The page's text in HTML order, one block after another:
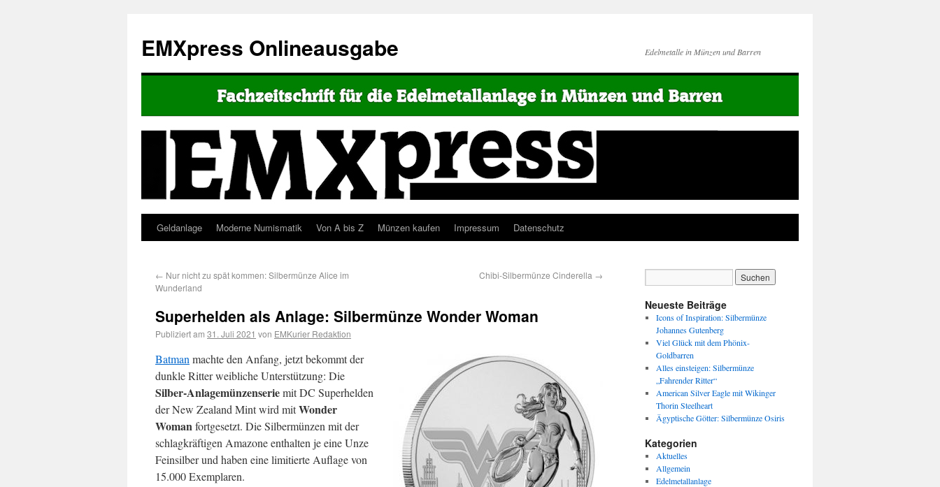
EMXpress Onlineausgabe Edelmetalle in Münzen und Barren
Geldanlage Moderne Numismatik Von A bis Z Münzen kaufen Impressum Datenschutz
← Nur nicht zu spät kommen: Silbermünze Alice im
Wunderland
Chibi-Silbermünze Cinderella →
Superhelden als Anlage: Silbermünze Wonder Woman
Publiziert am 31. Juli 2021 von EMKurier Redaktion
Batman machte den Anfang, jetzt bekommt der
dunkle Ritter weibliche Unterstützung: Die
Silber-Anlagemünzenseriemit DC Superhelden
der New Zealand Mint wird mitWonder
Womanfortgesetzt. Die Silbermünzen mit der
schlagkräftigen Amazone enthalten je eine Unze
Feinsilber und haben eine limitierte Auflage von
15.000 Exemplaren.
Neueste Beiträge
Icons of Inspiration: Silbermünze
Johannes Gutenberg
Viel Glück mit dem Phönix-
Goldbarren
Alles einsteigen: Silbermünze
„Fahrender Ritter“
American Silver Eagle mit Wikinger
Thorin Steelheart
Ägyptische Götter: Silbermünze Osiris
Kategorien
Aktuelles
Allgemein
Edelmetallanlage